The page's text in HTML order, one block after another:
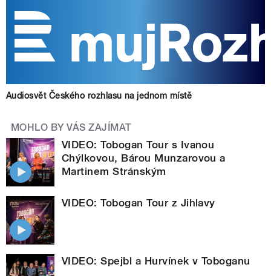
Audiosvět Českého rozhlasu na jednom místě
MOHLO BY VÁS ZAJÍMAT
VIDEO: Tobogan Tour s Ivanou
Chýlkovou, Bárou Munzarovou a
Martinem Stránským
VIDEO: Tobogan Tour z Jihlavy
VIDEO: Spejbl a Hurvínek v Toboganu